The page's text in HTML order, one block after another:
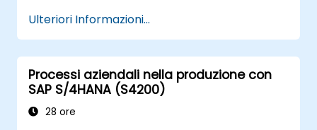
approvvigionamento.
Esplorare i vari moduli di SAP IBP e le loro
funzionalità principali.
Acquisire dimestichezza con l’interfaccia
utente e gli strumenti messi a disposizione
da SAP IBP.
Ulteriori Informazioni...
Processi aziendali nella produzione con
SAP S/4HANA (S4200)
28 ore